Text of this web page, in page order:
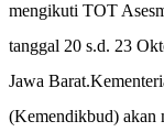
mengikuti TOT
tanggal 20 s.d. 23
Jawa
(Kemendikbud) akan